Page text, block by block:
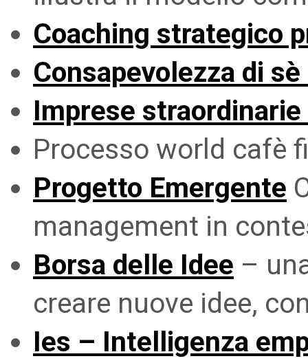
Coaching strategico
Consapevolezza di
Imprese straordinarie
Processo world cafè
Progetto Emergente
management in
Borsa delle Idee –
creare nuove idee,
Ies – Intelligenza